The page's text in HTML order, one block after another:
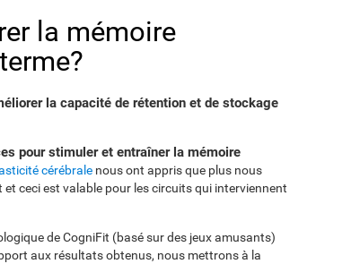
la mémoire
la capacité de rétention et de stockage
pour stimuler et entraîner la mémoire
cérébrale nous ont appris que plus nous
ceci est valable pour les circuits qui interviennent
de CogniFit (basé sur des jeux amusants)
aux résultats obtenus, nous mettrons à la